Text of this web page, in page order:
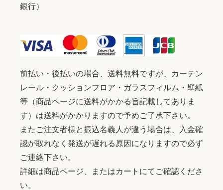
銀行）
前払い・後払いの場合、送料無料ですが、カーテン
レール・クッションフロア・ガラスフィルム・壁紙
等（商品ページに送料がかかる旨記載してありま
す）は送料がかかりますので予めご了承下さい。
またご注文者様と振込名義人が違う場合は、入金確
認が取れなく発送が遅れる原因になりますので必ず
ご連絡下さい。
詳細は商品ページ、またはカートにてご確認くださ
い。